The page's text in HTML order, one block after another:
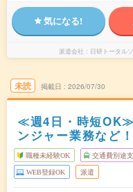
気になる!
派遣会社 日研トータル
未読 掲載日 2026/07/30
≪週4日・時短OK≫
ンジャー業務など！
職種未経験OK 交通費別途
WEB登録OK 派遣